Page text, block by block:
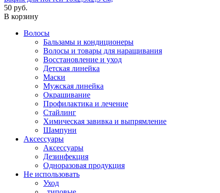
50 руб.
В корзину
Волосы
Бальзамы и кондиционеры
Волосы и товары для наращивания
Восстановление и уход
Детская линейка
Маски
Мужская линейка
Окрашивание
Профилактика и лечение
Стайлинг
Химическая завивка и выпрямление
Шампуни
Аксессуары
Аксессуары
Дезинфекция
Одноразовая продукция
Не использовать
Уход